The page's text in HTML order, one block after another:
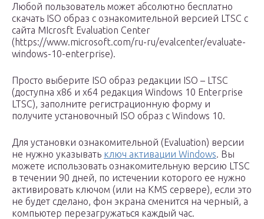
Любой пользователь может абсолютно бесплатно
скачать ISO образ с ознакомительной версией LTSC с
сайта MIcrosft Evaluation Center
(https://www.microsoft.com/ru-ru/evalcenter/evaluate-
windows-10-enterprise).
Просто выберите ISO образ редакции ISO – LTSC
(доступна x86 и x64 редакция Windows 10 Enterprise
LTSC), заполните регистрационную форму и
получите установочный ISO образ с Windows 10.
Для установки ознакомительной (Evaluation) версии
не нужно указывать ключ активации Windows. Вы
можете использовать ознакомительную версию LTSC
в течении 90 дней, по истечении которого ее нужно
активировать ключом (или на KMS сервере), если это
не будет сделано, фон экрана сменится на черный, а
компьютер перезагружаться каждый час.